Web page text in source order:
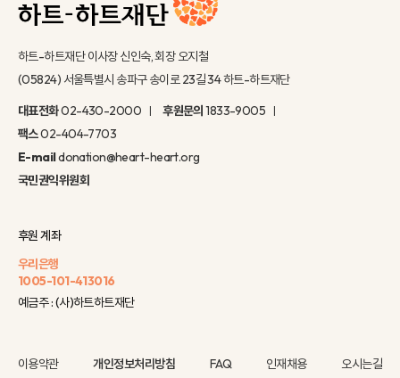
하트-하트재단 이사장 신인숙, 회장 오지철
(05824) 서울특별시 송파구 송이로 23길 34 하트-하트재단
대표전화02-430-2000 후원문의1833-9005
팩스02-404-7703
E-maildonation@heart-heart.org
국민권익위원회
후원 계좌
우리은행
1005-101-413016
예금주 : (사)하트하트재단
이용약관 개인정보처리방침 FAQ 인재채용 오시는길